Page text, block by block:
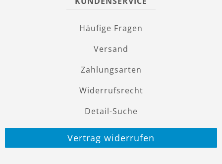
Häufige Fragen
Versand
Zahlungsarten
Widerrufsrecht
Detail-Suche
Vertrag widerrufen